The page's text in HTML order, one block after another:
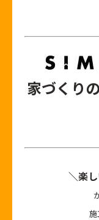
家づくり
＼楽
施